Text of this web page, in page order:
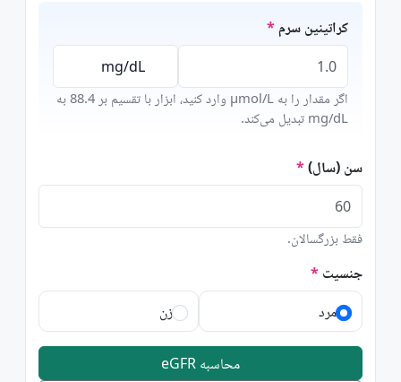
کراتینین سرم
اگر مقدار را به μmol/L وارد کنید، ابزار با تقسیم بر 88.4 به
mg/dL تبدیل می‌کند.
سن (سال)
فقط بزرگسالان.
جنسیت
مرد
زن
محاسبه eGFR